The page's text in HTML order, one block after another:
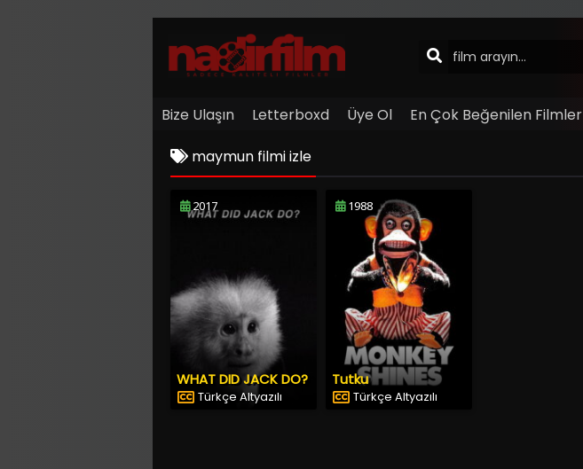
Bize Ulaşın Letterboxd Üye Ol En Çok Beğenilen Filmler
maymun filmi izle
2017
WHAT DID JACK DO?
Türkçe Altyazılı
1988
Tutku
Türkçe Altyazılı